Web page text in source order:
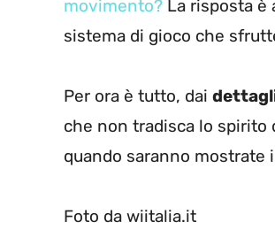
movimento? La risposta
sistema di gioco che
Per ora è tutto, dai
che non tradisca lo spirito
quando saranno
Foto da wiitalia.it